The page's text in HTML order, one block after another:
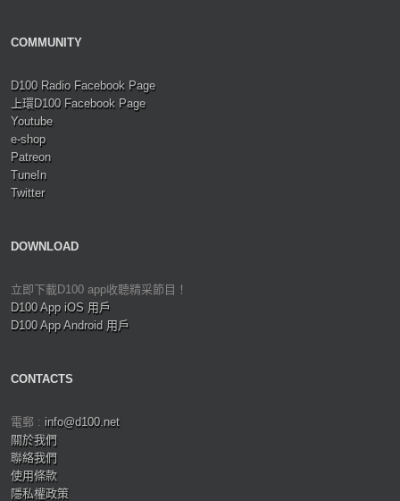
COMMUNITY
D100 Radio Facebook Page
上環D100 Facebook Page
Youtube
e-shop
Patreon
TuneIn
Twitter
DOWNLOAD
立即下載D100 app收聽精采節目！
D100 App iOS 用戶
D100 App Android 用戶
CONTACTS
電郵 : info@d100.net
關於我們
聯絡我們
使用條款
隱私權政策